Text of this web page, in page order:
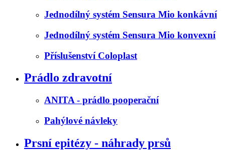
Jednodílný systém Sensura Mio konkávní
Jednodílný systém Sensura Mio konvexní
Příslušenství Coloplast
Prádlo zdravotní
ANITA - prádlo pooperační
Pahýlové návleky
Prsní epitézy - náhrady prsů